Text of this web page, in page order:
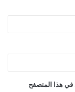
في هذا المتصفح